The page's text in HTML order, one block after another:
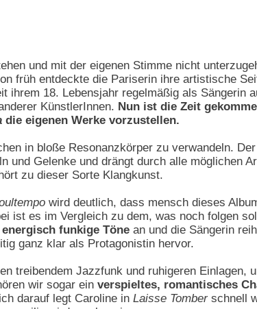
und mit der eigenen Stimme nicht
früh entdeckte die Pariserin ihre artistische
ihrem 18. Lebensjahr regelmäßig als Sängerin
KünstlerInnen. Nun ist die Zeit
die eigenen Werke vorzustellen.
in bloße Resonanzkörper zu verwandeln.
und Gelenke und drängt durch alle möglichen
zu dieser Sorte Klangkunst.
wird deutlich, dass mensch dieses
ist es im Vergleich zu dem, was noch folgen
energisch funkige Töne an und die Sängerin
ganz klar als Protagonistin hervor.
treibendem Jazzfunk und ruhigeren Einlagen,
wir sogar ein verspieltes, romantisches
darauf legt Caroline in Laisse Tomberschnell